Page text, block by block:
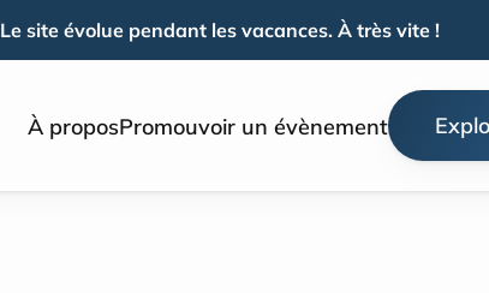
À proposPromouvoir un évènement
Le site évolue pendant les vacances. À très vite !